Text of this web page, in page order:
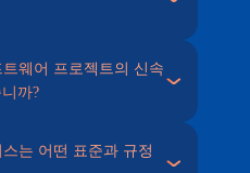
웨어 프로젝트의 신속
까?
는 어떤 표준과 규정